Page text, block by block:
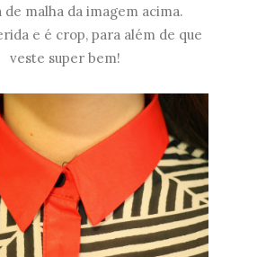
de malha da imagem acima.
e é crop, para além de que
veste super bem!